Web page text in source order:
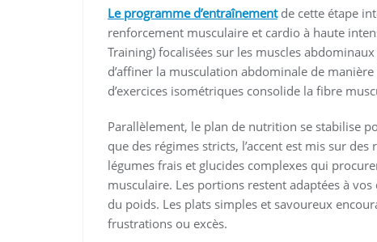
Le programme d’entraînementde cette étape
renforcement musculaire et cardio à haute
Training) focalisées sur les muscles
d’affiner la musculation abdominale de manière
d’exercices isométriques consolide la fibre
Parallèlement, le plan de nutrition se stabilise
que des régimes stricts, l’accent est mis sur
légumes frais et glucides complexes qui
musculaire. Les portions restent adaptées à
du poids. Les plats simples et savoureux
frustrations ou excès.